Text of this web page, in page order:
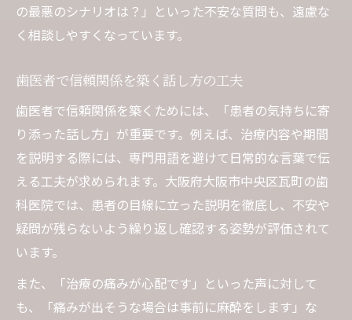
の最悪のシナリオは？」といった不安な質問も、遠慮な
く相談しやすくなっています。
歯医者で信頼関係を築く話し方の工夫
歯医者で信頼関係を築くためには、「患者の気持ちに寄
り添った話し方」が重要です。例えば、治療内容や期間
を説明する際には、専門用語を避けて日常的な言葉で伝
える工夫が求められます。大阪府大阪市中央区瓦町の歯
科医院では、患者の目線に立った説明を徹底し、不安や
疑問が残らないよう繰り返し確認する姿勢が評価されて
います。
また、「治療の痛みが心配です」といった声に対して
も、「痛みが出そうな場合は事前に麻酔をします」な